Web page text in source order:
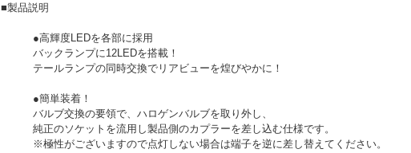
■製品説明
●高輝度LEDを各部に採用
バックランプに12LEDを搭載！
テールランプの同時交換でリアビューを煌びやかに！
●簡単装着！
バルブ交換の要領で、ハロゲンバルブを取り外し、
純正のソケットを流用し製品側のカプラーを差し込む仕様です。
※極性がございますので点灯しない場合は端子を逆に差し替えてください。